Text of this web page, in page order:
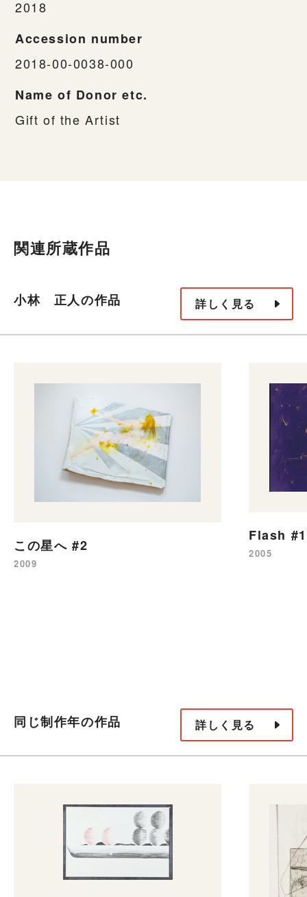
2018
Accession number
2018-00-0038-000
Name of Donor etc.
Gift of the Artist
関連所蔵作品
小林 正人の作品 詳しく見る
この星へ #2
2009
Flash
2005
同じ制作年の作品 詳しく見る